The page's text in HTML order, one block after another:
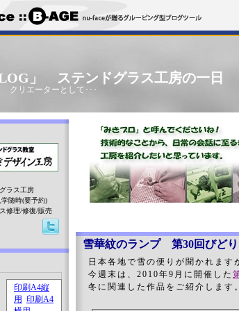
」 ステンドグラス工房の一日
クリエーターとして･･･
雪華紋のランプ 第30回びどり
日本各地で雪の便りが聞かれます
今週末は、2010年9月に開催した
冬に関連した作品をご紹介します。
ラス工房
学随時(要予約)
修理/修復/販売